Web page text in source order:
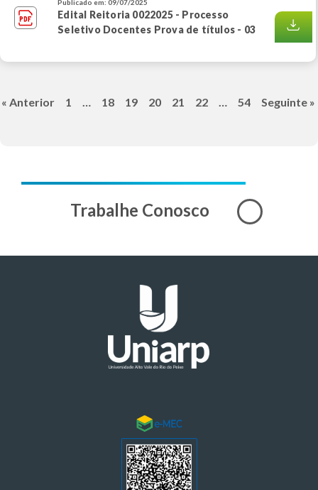
Publicado em: 09/07/2025
Edital Reitoria 0022025 - Processo
Seletivo Docentes Prova de títulos - 03
« Anterior 1 18 19 20 21 22 54 Seguinte »
Trabalhe Conosco